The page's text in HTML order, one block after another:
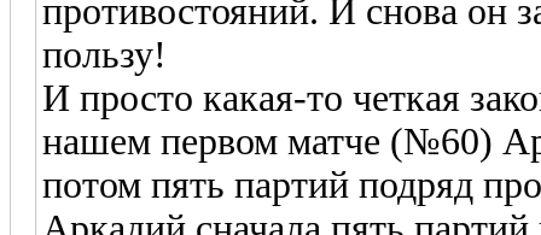
противостояний. И снова он
пользу!
И просто какая-то четкая
нашем первом матче (№60)
потом пять партий подряд